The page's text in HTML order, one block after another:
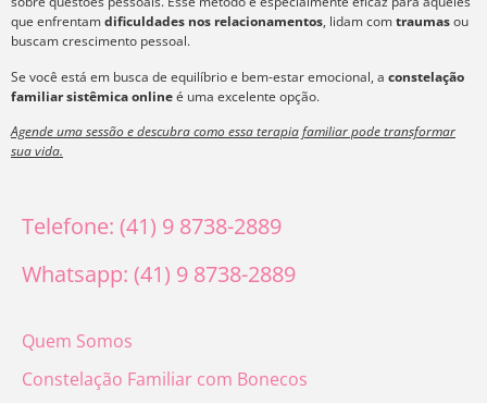
que enfrentamdificuldades nos relacionamentos, lidam comtraumasou
buscam crescimento pessoal.
Se você está em busca de equilíbrio e bem-estar emocional, a constelação
familiar sistêmica onlineé uma excelente opção.
Agende uma sessão e descubra como essa terapia familiar pode transformar
sua vida.
Telefone: (41) 9 8738-2889
Whatsapp: (41) 9 8738-2889
Quem Somos
Constelação Familiar com Bonecos